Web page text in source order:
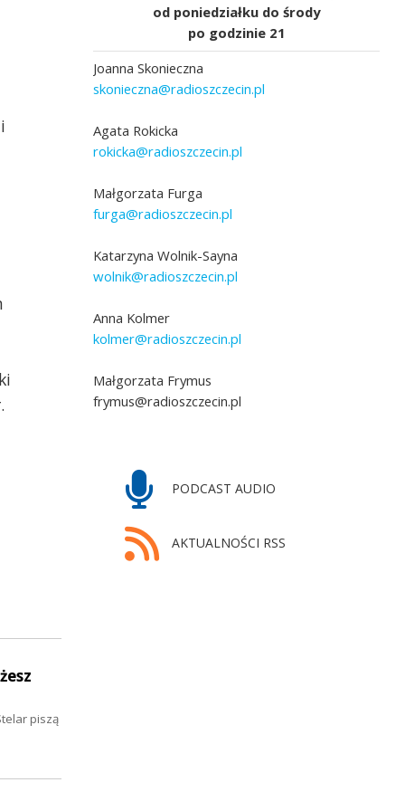
od poniedziałku do środy
po godzinie 21
Joanna Skonieczna
skonieczna@radioszczecin.pl
Agata Rokicka
rokicka@radioszczecin.pl
Małgorzata Furga
furga@radioszczecin.pl
Katarzyna Wolnik-Sayna
wolnik@radioszczecin.pl
Anna Kolmer
kolmer@radioszczecin.pl
Małgorzata Frymus
frymus@radioszczecin.pl
PODCAST AUDIO
AKTUALNOŚCI RSS
piszą